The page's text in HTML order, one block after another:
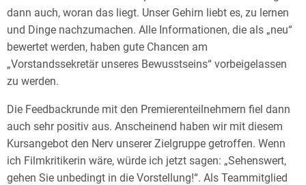
dann auch, woran das liegt. Unser Gehirn liebt es, zu lernen
und Dinge nachzumachen. Alle Informationen, die als „neu“
bewertet werden, haben gute Chancen am
„Vorstandssekretär unseres Bewusstseins“ vorbeigelassen
zu werden.
Die Feedbackrunde mit den Premierenteilnehmern fiel dann
auch sehr positiv aus. Anscheinend haben wir mit diesem
Kursangebot den Nerv unserer Zielgruppe getroffen. Wenn
ich Filmkritikerin wäre, würde ich jetzt sagen: „Sehenswert,
gehen Sie unbedingt in die Vorstellung!“. Als Teammitglied